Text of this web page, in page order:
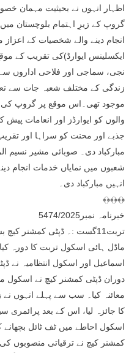
اظہار انہوں نے بحیثیت مہمان
گروپ کے زیرِ اہتمام بلوچستان
انجام دینے والے شخصیات کے اعزاز
ایکسلینس ایوارڈ)کی تقریب کے
نجی، سماجی اور فلاحی اداروں
زندگی کے مختلف شعبہ جات سے
موجود تھی۔اس موقع پر گروپ کی
والوں کو ایوارڈز اور انعامات پیش
جذبے اور محنت کو سراہا اور
مبارکباد دی۔ صوبائی مشیر نسیم
شعبوں میں نمایاں خدمات انجام
انہیں مبارکباد دی۔
﴾﴿﴾﴿﴾﴿
خبرنامہ نمبر5474/2025
تربت11گست :۔ ڈپٹی کمشنر
ماڈل ہائی اسکول تربت کا دورہ
اسماعیل اور اسکول انتظامیہ نے
دوران ڈپٹی کمشنر کیچ نے اسکول
معائنہ کیا۔ سب سے پہلے انہوں
کا جائزہ لیا، اس کے بعد پرائمری
اسکول احاطے میں ٹف ٹائل بچھانے
کمشنر کیچ نے ترقیاتی منصوبوں